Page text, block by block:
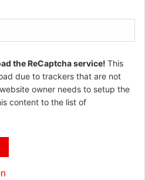
the ReCaptcha service! This
due to trackers that are not
owner needs to setup the
content to the list of